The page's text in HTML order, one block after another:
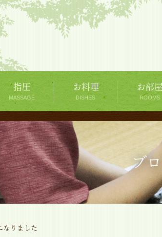
指圧 お料理 お部屋
ブ
なりました